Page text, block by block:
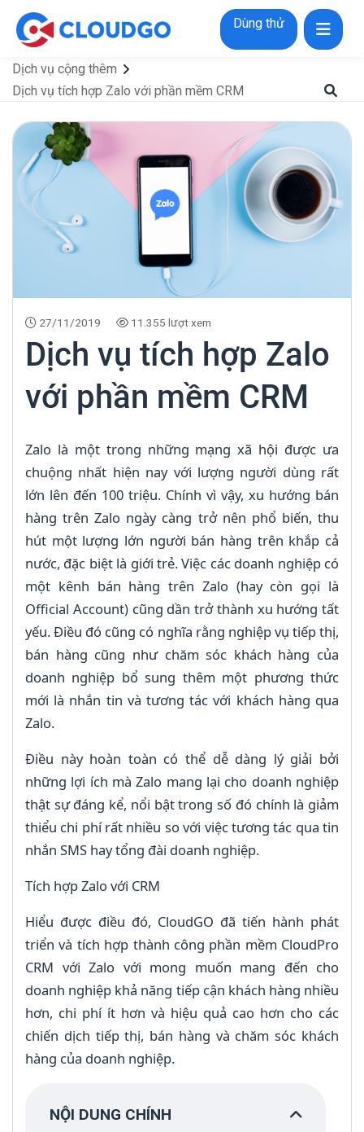
Dùng thử
Dịch vụ cộng thêm
Dịch vụ tích hợp Zalo với phần mềm CRM
27/11/2019 11.355 lượt xem
Dịch vụ tích hợp Zalo
với phần mềm CRM
Zalo là một trong những mạng xã hội được ưa
chuộng nhất hiện nay với lượng người dùng rất
lớn lên đến 100 triệu. Chính vì vậy, xu hướng bán
hàng trên Zalo ngày càng trở nên phổ biến, thu
hút một lượng lớn người bán hàng trên khắp cả
nước, đặc biệt là giới trẻ. Việc các doanh nghiệp có
một kênh bán hàng trên Zalo (hay còn gọi là
Official Account) cũng dần trở thành xu hướng tất
yếu. Điều đó cũng có nghĩa rằng nghiệp vụ tiếp thị,
bán hàng cũng như chăm sóc khách hàng của
doanh nghiệp bổ sung thêm một phương thức
mới là nhắn tin và tương tác với khách hàng qua
Zalo.
Điều này hoàn toàn có thể dễ dàng lý giải bởi
những lợi ích mà Zalo mang lại cho doanh nghiệp
thật sự đáng kể, nổi bật trong số đó chính là giảm
thiểu chi phí rất nhiều so với việc tương tác qua tin
nhắn SMS hay tổng đài doanh nghiệp.
Tích hợp Zalo với CRM
Hiểu được điều đó, CloudGO đã tiến hành phát
triển và tích hợp thành công phần mềm CloudPro
CRM với Zalo với mong muốn mang đến cho
doanh nghiệp khả năng tiếp cận khách hàng nhiều
hơn, chi phí ít hơn và hiệu quả cao hơn cho các
chiến dịch tiếp thị, bán hàng và chăm sóc khách
hàng của doanh nghiệp.
NỘI DUNG CHÍNH